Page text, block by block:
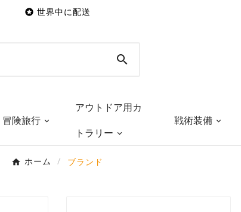
 世界中に配送

冒険旅行
アウトドア用カ
トラリー
戦術装備
ホーム ブランド